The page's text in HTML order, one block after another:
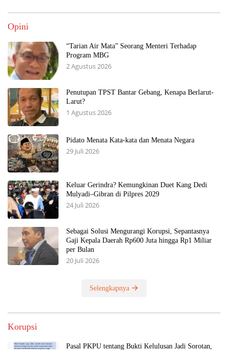
Opini
“Tarian Air Mata” Seorang Menteri Terhadap
Program MBG
2 Agustus 2026
Penutupan TPST Bantar Gebang, Kenapa Berlarut-
Larut?
1 Agustus 2026
Pidato Menata Kata-kata dan Menata Negara
29 Juli 2026
Keluar Gerindra? Kemungkinan Duet Kang Dedi
Mulyadi–Gibran di Pilpres 2029
24 Juli 2026
Sebagai Solusi Mengurangi Korupsi, Sepantasnya
Gaji Kepala Daerah Rp600 Juta hingga Rp1 Miliar
per Bulan
20 Juli 2026
Selengkapnya
Korupsi
Pasal PKPU tentang Bukti Kelulusan Jadi Sorotan,